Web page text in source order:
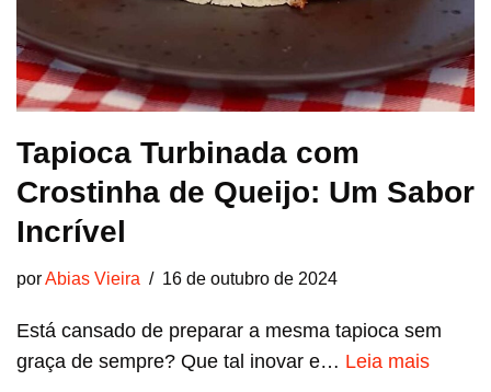
Tapioca Turbinada com
Crostinha de Queijo: Um Sabor
Incrível
porAbias Vieira 16 de outubro de 2024
Está cansado de preparar a mesma tapioca sem
graça de sempre? Que tal inovar e… Leia mais